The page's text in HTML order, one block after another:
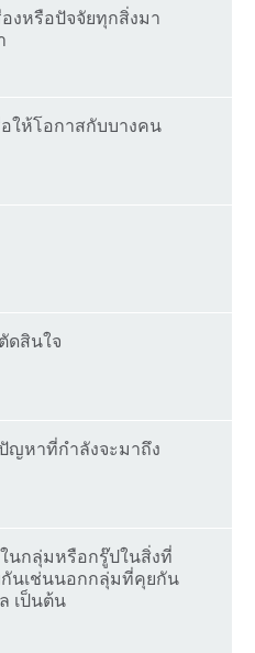
องหรือปัจจัยทุกสิ่งมา
ให้โอกาสกับบางคน
ดสินใจ
ญหาที่กำลังจะมาถึง
นกลุ่มหรือกรู๊ปในสิ่งที่
กันเช่นนอกกลุ่มที่คุยกัน
เป็นต้น